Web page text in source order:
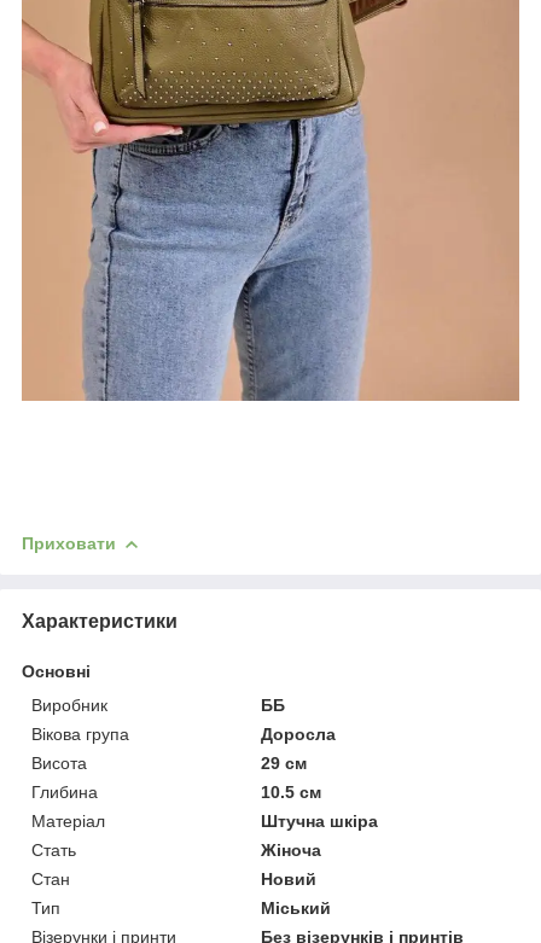
Приховати
Характеристики
Основні
Виробник
ББ
Вікова група
Доросла
Висота
29 см
Глибина
10.5 см
Матеріал
Штучна шкіра
Стать
Жіноча
Стан
Новий
Тип
Міський
Візерунки і принти
Без візерунків і принтів